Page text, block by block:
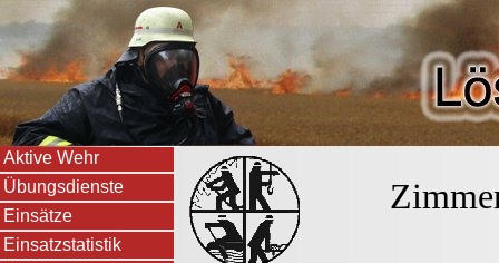
Aktive Wehr
Übungsdienste
Einsätze
Einsatzstatistik